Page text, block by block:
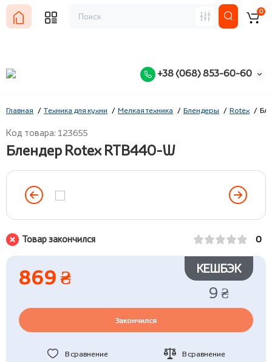
+38 (068) 853-60-60
0
Главная Техника для кухни Мелкая техника Блендеры Rotex
Код товара: 123655
Блендер Rotex RTB440-W
Товар закончился 0
869 ₴ КЕШБЭК
9 ₴
Закончился
В сравнение В сравнение